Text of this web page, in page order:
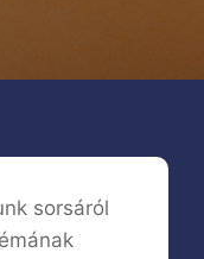
sorsáról